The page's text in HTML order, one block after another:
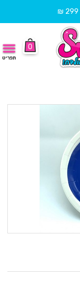
0
תפריט